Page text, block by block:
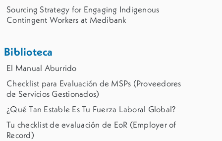
Sourcing Strategy for Engaging Indigenous
Contingent Workers at Medibank
Biblioteca
El Manual Aburrido
Checklist para Evaluación de MSPs (Proveedores
de Servicios Gestionados)
¿Qué Tan Estable Es Tu Fuerza Laboral Global?
Tu checklist de evaluación de EoR (Employer of
Record)